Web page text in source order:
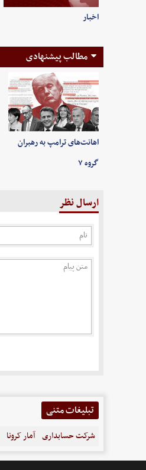
اخبار
مطالب پیشنهادی
اهانت‌های ترامپ به رهبران
گروه ۷
ارسال نظر
تبلیغات متنی
شرکت حسابداری آمار کرونا